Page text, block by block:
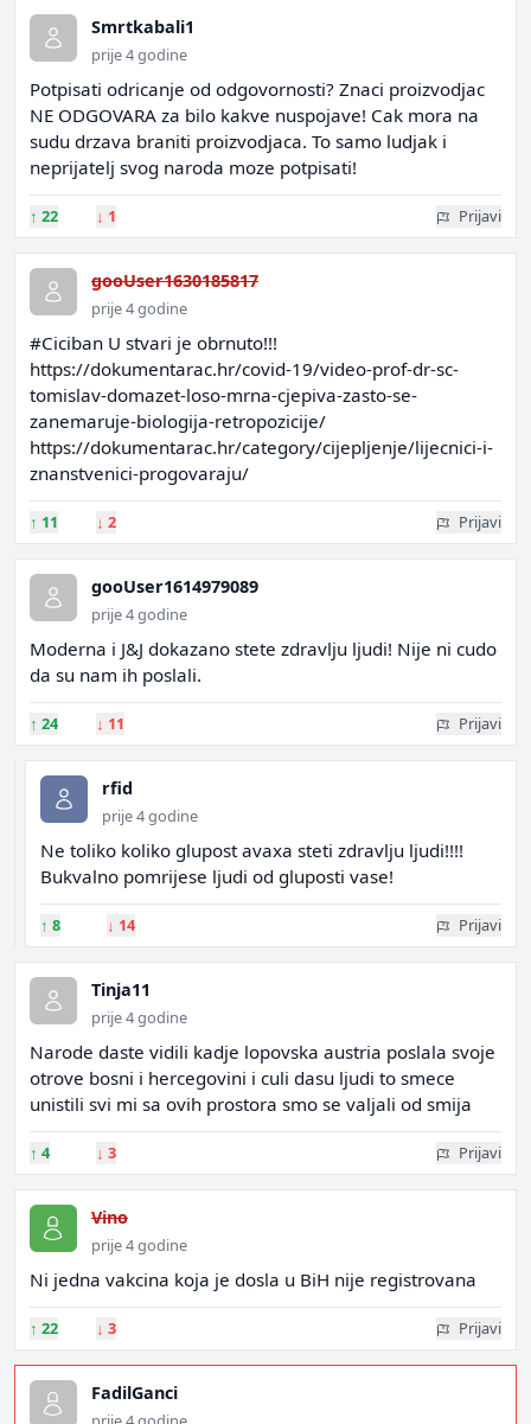
Smrtkabali1
prije 4 godine
Potpisati odricanje od odgovornosti? Znaci proizvodjac
NE ODGOVARA za bilo kakve nuspojave! Cak mora na
sudu drzava braniti proizvodjaca. To samo ludjak i
neprijatelj svog naroda moze potpisati!
↑ 22 ↓ 1 Prijavi
gooUser1630185817
prije 4 godine
#Ciciban U stvari je obrnuto!!!
https://dokumentarac.hr/covid-19/video-prof-dr-sc-
tomislav-domazet-loso-mrna-cjepiva-zasto-se-
zanemaruje-biologija-retropozicije/
https://dokumentarac.hr/category/cijepljenje/lijecnici-i-
znanstvenici-progovaraju/
↑ 11 ↓ 2 Prijavi
gooUser1614979089
prije 4 godine
Moderna i J&J dokazano stete zdravlju ljudi! Nije ni cudo
da su nam ih poslali.
↑ 24 ↓ 11 Prijavi
rfid
prije 4 godine
Ne toliko koliko glupost avaxa steti zdravlju ljudi!!!!
Bukvalno pomrijese ljudi od gluposti vase!
↑ 8 ↓ 14 Prijavi
Tinja11
prije 4 godine
Narode daste vidili kadje lopovska austria poslala svoje
otrove bosni i hercegovini i culi dasu ljudi to smece
unistili svi mi sa ovih prostora smo se valjali od smija
↑ 4 ↓ 3 Prijavi
Vino
prije 4 godine
Ni jedna vakcina koja je dosla u BiH nije registrovana
↑ 22 ↓ 3 Prijavi
FadilGanci